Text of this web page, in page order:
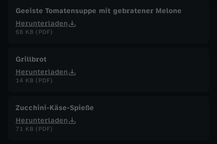
Geeiste Tomatensuppe mit gebratener Melone
Herunterladen
68 KB (PDF)
Grillbrot
Herunterladen
14 KB (PDF)
Zucchini-Käse-Spieße
Herunterladen
71 KB (PDF)